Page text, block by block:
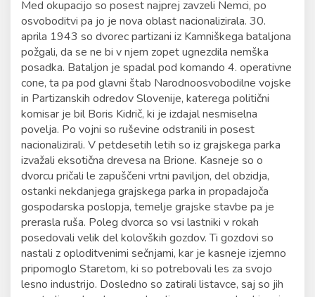
Med okupacijo so posest najprej zavzeli Nemci, po
osvoboditvi pa jo je nova oblast nacionalizirala. 30.
aprila 1943 so dvorec partizani iz Kamniškega bataljona
požgali, da se ne bi v njem zopet ugnezdila nemška
posadka. Bataljon je spadal pod komando 4. operativne
cone, ta pa pod glavni štab Narodnoosvobodilne vojske
in Partizanskih odredov Slovenije, katerega politični
komisar je bil Boris Kidrič, ki je izdajal nesmiselna
povelja. Po vojni so ruševine odstranili in posest
nacionalizirali. V petdesetih letih so iz grajskega parka
izvažali eksotična drevesa na Brione. Kasneje so o
dvorcu pričali le zapuščeni vrtni paviljon, del obzidja,
ostanki nekdanjega grajskega parka in propadajoča
gospodarska poslopja, temelje grajske stavbe pa je
prerasla ruša. Poleg dvorca so vsi lastniki v rokah
posedovali velik del kolovških gozdov. Ti gozdovi so
nastali z oploditvenimi sečnjami, kar je kasneje izjemno
pripomoglo Staretom, ki so potrebovali les za svojo
lesno industrijo. Dosledno so zatirali listavce, saj so jih